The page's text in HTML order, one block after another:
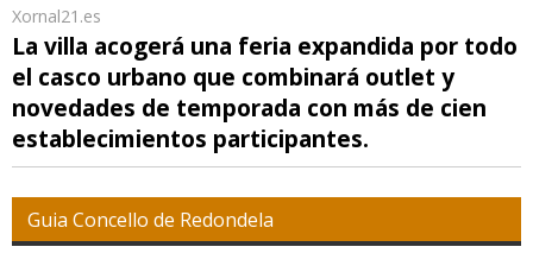
Xornal21.es
La villa acogerá una feria expandida por todo
el casco urbano que combinará outlet y
novedades de temporada con más de cien
establecimientos participantes.
Guia Concello de Redondela